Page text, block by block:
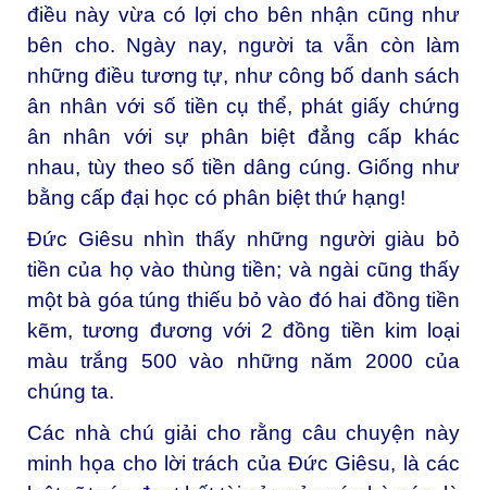
điều này vừa có lợi cho bên nhận cũng như
bên cho. Ngày nay, người ta vẫn còn làm
những điều tương tự, như công bố danh sách
ân nhân với số tiền cụ thể, phát giấy chứng
ân nhân với sự phân biệt đẳng cấp khác
nhau, tùy theo số tiền dâng cúng. Giống như
bằng cấp đại học có phân biệt thứ hạng!
Đức Giêsu nhìn thấy những người giàu bỏ
tiền của họ vào thùng tiền; và ngài cũng thấy
một bà góa túng thiếu bỏ vào đó hai đồng tiền
kẽm, tương đương với 2 đồng tiền kim loại
màu trắng 500 vào những năm 2000 của
chúng ta.
Các nhà chú giải cho rằng câu chuyện này
minh họa cho lời trách của Đức Giêsu, là các